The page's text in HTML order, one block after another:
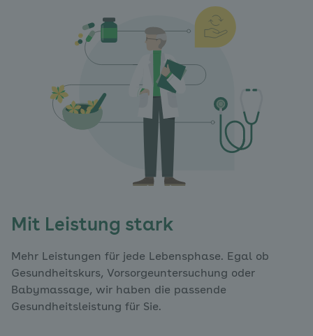
Mit Leistung stark
Mehr Leistungen für jede Lebensphase. Egal ob
Gesundheitskurs, Vorsorgeuntersuchung oder
Babymassage, wir haben die passende
Gesundheitsleistung für Sie.